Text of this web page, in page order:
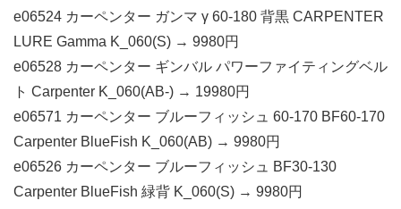
e06524 カーペンター ガンマ γ 60-180 背黒 CARPENTER
LURE Gamma K_060(S) → 9980円
e06528 カーペンター ギンバル パワーファイティングベル
ト Carpenter K_060(AB-) → 19980円
e06571 カーペンター ブルーフィッシュ 60-170 BF60-170
Carpenter BlueFish K_060(AB) → 9980円
e06526 カーペンター ブルーフィッシュ BF30-130
Carpenter BlueFish 緑背 K_060(S) → 9980円